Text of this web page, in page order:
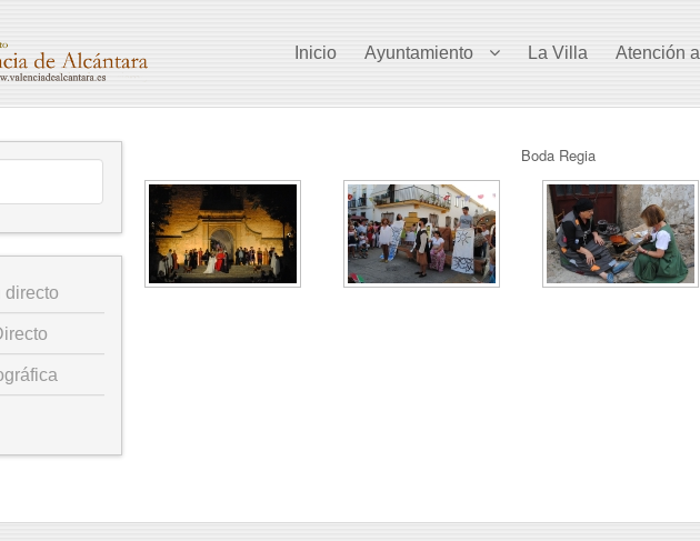
Inicio Ayuntamiento La Villa Atención
directo
Boda Regia